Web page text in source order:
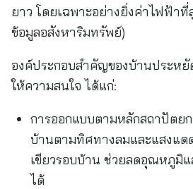
ยาว โดยเฉพาะอย่างยิ่งค่าไฟฟ้า
ข้อมูลอสังหาริมทรัพย์)
องค์ประกอบสำคัญของบ้านประห
ให้ความสนใจ ได้แก่:
การออกแบบตามหลักสถาปัตยก
บ้านตามทิศทางลมและแสงแด
เขียวรอบบ้าน ช่วยลดอุณหภูมิแ
ได้